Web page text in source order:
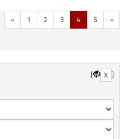
« 1 2 3 4 5 »
[ X ]